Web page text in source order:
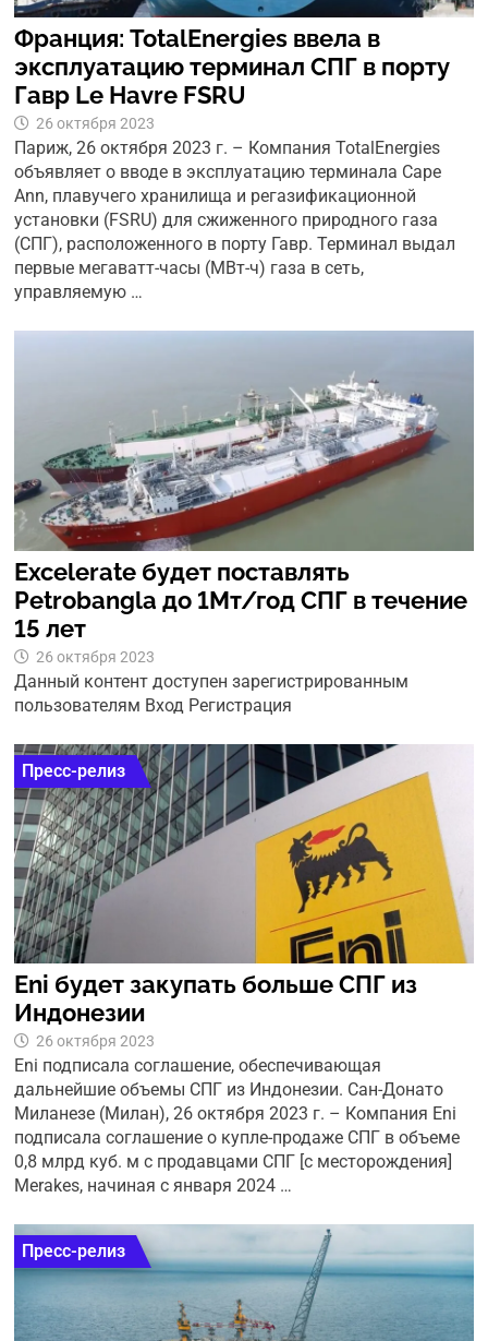
Франция: TotalEnergies ввела в
эксплуатацию терминал СПГ в порту
Гавр Le Havre FSRU
26 октября 2023
Париж, 26 октября 2023 г. – Компания TotalEnergies
объявляет о вводе в эксплуатацию терминала Cape
Ann, плавучего хранилища и регазификационной
установки (FSRU) для сжиженного природного газа
(СПГ), расположенного в порту Гавр. Терминал выдал
первые мегаватт-часы (МВт-ч) газа в сеть,
управляемую …
Excelerate будет поставлять
Petrobangla до 1Мт/год СПГ в течение
15 лет
26 октября 2023
Данный контент доступен зарегистрированным
пользователям Вход Регистрация
Пресс-релиз
Eni будет закупать больше СПГ из
Индонезии
26 октября 2023
Eni подписала соглашение, обеспечивающая
дальнейшие объемы СПГ из Индонезии. Сан-Донато
Миланезе (Милан), 26 октября 2023 г. – Компания Eni
подписала соглашение о купле-продаже СПГ в объеме
0,8 млрд куб. м с продавцами СПГ [с месторождения]
Merakes, начиная с января 2024 …
Пресс-релиз